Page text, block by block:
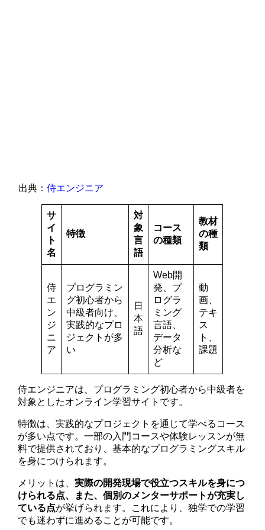
出典： 侍エンジニア
サ
イ
ト
名
特徴
対
象
言
語
コース
の種類
教材
の種
類
侍
エ
ン
ジ
ニ
ア
プログラミン
グ初心者から
中級者向け、
実践的なプロ
ジェクトが多
い
日
本
語
Web開
発、プ
ログラ
ミング
言語、
データ
分析な
ど
動
画、
テキ
ス
ト、
課題
侍エンジニアは、プログラミング初心者から中級者を
対象としたオンライン学習サイトです。
特徴は、実践的なプロジェクトを通じて学べるコース
が多い点です。一部の入門コースや体験レッスンが無
料で提供されており、基本的なプログラミングスキル
を身につけられます。
メリットは、実際の開発現場で役立つスキルを身につ
けられる点、また、個別のメンターサポートが充実し
ている点が挙げられます。これにより、独学での学習
でも迷わずに進めることが可能です。